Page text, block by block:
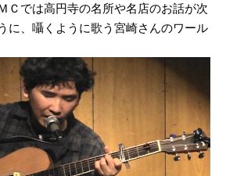
Ｃでは高円寺の名所や名店のお話が次
に、囁くように歌う宮崎さんのワール